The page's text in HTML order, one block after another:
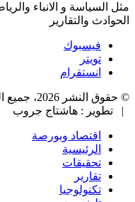
مثل السياسة و الانباء
الحوادث والتقارير
فيسبوك
تويتر
انستقرام
© حقوق
| تطوير : هاشتاج جروب
اقتصاد وبورصة
الرئيسية
تحقيقات
تقارير
تكنولوجيا